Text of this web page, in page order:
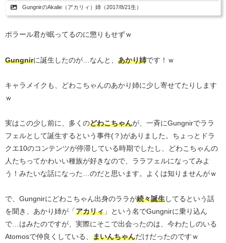
GungnirのAkalie（アカリィ）姉（2017/8/21生）
ポラール君が眠ってるのに懲りもせずｗ
Gungnirに誕生したのが…なんと、 あかり姉です！ｗ
キャラメイクも、どわこちゃんのあかり姉に少し寄せてたりします
ｗ
実はこの少し前に、多くのどわこちゃんが、一斉にGungnirでララ
フェルとして誕生するという事件(？)がありました。ちょっとドラ
クエ10のコンテンツが停滞している時期でしたし、どわこちゃんの
人たちってかわいい種族が好きなので、ララフェルになってみよ
う！みたいな話になった…のだと思います。よくは知りませんがｗ
で、Gungnirにどわこちゃん出身のララが続々誕生してるという話
を聞き、あかり姉が「アカリィ 」という名でGungnirに乗り込ん
で…はみたのですが、実際にそこで出会ったのは、今わたしのいる
Atomosで仲良くしている、 まいんちゃんだけだったのですｗ